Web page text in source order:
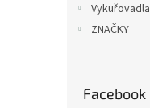
Vykuřovadla
ZNAČKY
Facebook